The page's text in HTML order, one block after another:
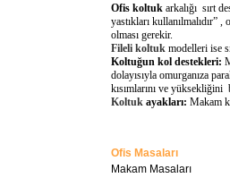
Ofis koltuk arkalığı sırt
yastıkları kullanılmalıdır”
olması gerekir.
Fileli koltuk modelleri ise
Koltuğun kol destekleri:
dolayısıyla omurganıza
kısımlarını ve yüksekliğini
Koltuk ayakları: Makam
Ofis Masaları
Makam Masaları